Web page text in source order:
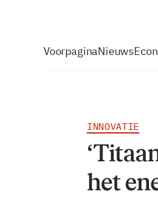
VoorpaginaNieuws
INNOVATIE
het